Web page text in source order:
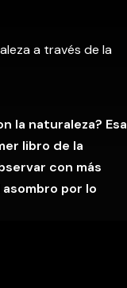
a través de la
la naturaleza? Esa
libro de la
con más
por lo